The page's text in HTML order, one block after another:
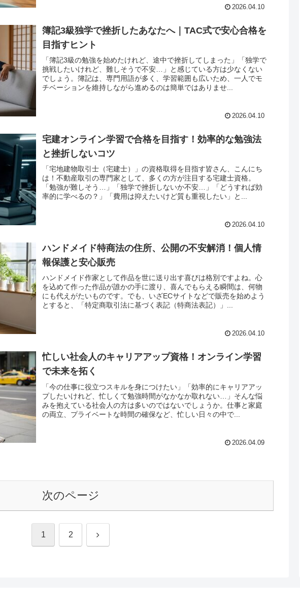
2026.04.10
簿記3級独学で挫折したあなたへ｜TAC式で安心合格を
目指すヒント
「簿記3級の勉強を始めたけれど、途中で挫折してしまった」「独学で
挑戦したいけれど、難しそうで不安…」と感じている方は少なくない
でしょう。簿記は、専門用語が多く、学習範囲も広いため、一人でモ
チベーションを維持しながら進めるのは簡単ではありませ...
2026.04.10
宅建オンライン学習で合格を目指す！効率的な勉強法
と挫折しないコツ
「宅地建物取引士（宅建士）」の資格取得を目指す皆さん、こんにち
は！不動産取引の専門家として、多くの方が注目する宅建士資格。
「勉強が難しそう…」「独学で挫折しないか不安…」「どうすれば効
率的に学べるの？」「費用は抑えたいけど質も重視したい」と...
2026.04.10
ハンドメイド特商法の住所、公開の不安解消！個人情
報保護と安心販売
ハンドメイド作家として作品を世に送り出す喜びは格別ですよね。心
を込めて作った作品が誰かの手に渡り、喜んでもらえる瞬間は、何物
にも代えがたいものです。でも、いざECサイトなどで販売を始めよう
とすると、「特定商取引法に基づく表記（特商法表記）」...
2026.04.10
忙しい社会人のキャリアアップ資格！オンライン学習
で未来を拓く
「今の仕事に役立つスキルを身につけたい」「効率的にキャリアアッ
プしたいけれど、忙しくて勉強時間がなかなか取れない…」そんな悩
みを抱えている社会人の方は多いのではないでしょうか。仕事と家庭
の両立、プライベートな時間の確保など、忙しい日々の中で...
2026.04.09
次のページ
1 2 次